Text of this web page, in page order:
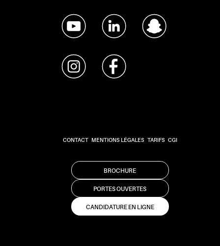
CONTACT MENTIONS LÉGALES TARIFS CGI
CANDIDATURE EN LIGNE
PORTES OUVERTES
BROCHURE